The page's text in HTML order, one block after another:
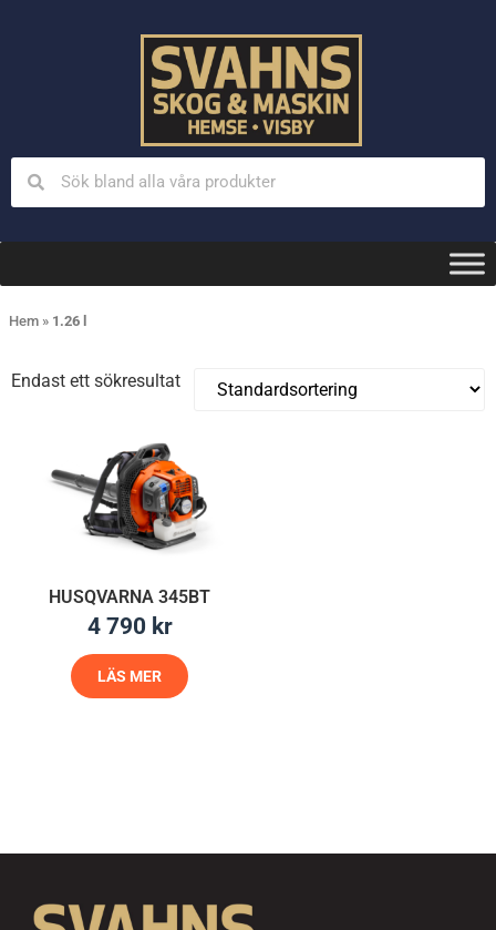
Hem » 1.26 l
Endast ett sökresultat
HUSQVARNA 345BT
4 790 kr
LÄS MER